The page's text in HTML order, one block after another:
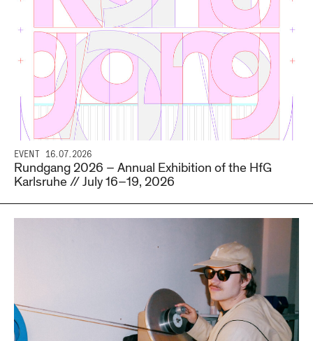
EVENT 16.07.2026
Rundgang 2026 – Annual Exhibition of the HfG
Karlsruhe // July 16–19, 2026